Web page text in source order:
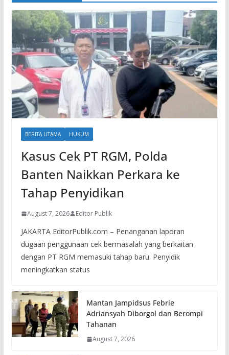
BERITA UTAMA HUKUM
Kasus Cek PT RGM, Polda
Banten Naikkan Perkara ke
Tahap Penyidikan
August 7, 2026 Editor Publik
JAKARTA EditorPublik.com – Penanganan laporan
dugaan penggunaan cek bermasalah yang berkaitan
dengan PT RGM memasuki tahap baru. Penyidik
meningkatkan status
Mantan Jampidsus Febrie
Adriansyah Diborgol dan Berompi
Tahanan
August 7, 2026